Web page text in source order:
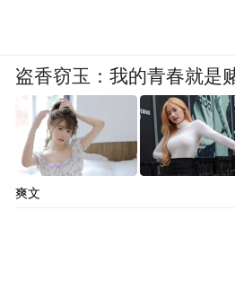
盗香窃玉：我的青春就是
爽文